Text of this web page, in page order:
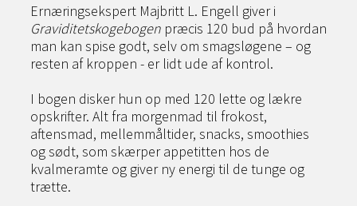
Ernæringsekspert Majbritt L. Engell giver i
Graviditetskogebogen præcis 120 bud på hvordan
man kan spise godt, selv om smagsløgene – og
resten af kroppen - er lidt ude af kontrol.
I bogen disker hun op med 120 lette og lækre
opskrifter. Alt fra morgenmad til frokost,
aftensmad, mellemmåltider, snacks, smoothies
og sødt, som skærper appetitten hos de
kvalmeramte og giver ny energi til de tunge og
trætte.